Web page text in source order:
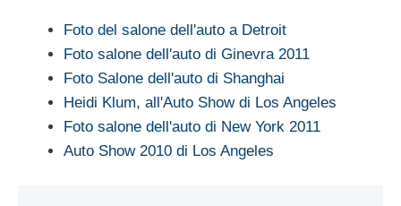
Foto del salone dell'auto a Detroit
Foto salone dell'auto di Ginevra 2011
Foto Salone dell'auto di Shanghai
Heidi Klum, all'Auto Show di Los Angeles
Foto salone dell'auto di New York 2011
Auto Show 2010 di Los Angeles